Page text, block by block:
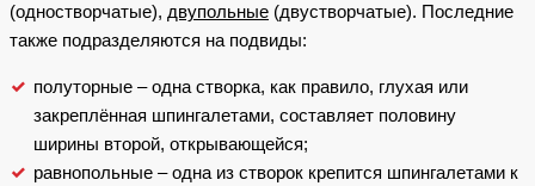
(одностворчатые), двупольные (двустворчатые). Последние
также подразделяются на подвиды:
полуторные – одна створка, как правило, глухая или
закреплённая шпингалетами, составляет половину
ширины второй, открывающейся;
равнопольные – одна из створок крепится шпингалетами к